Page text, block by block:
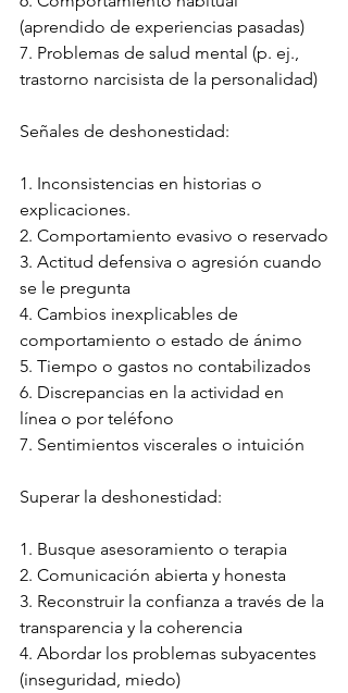
(aprendido de experiencias pasadas)
7. Problemas de salud mental (p. ej.,
trastorno narcisista de la personalidad)
Señales de deshonestidad:
1. Inconsistencias en historias o
explicaciones.
2. Comportamiento evasivo o reservado
3. Actitud defensiva o agresión cuando
se le pregunta
4. Cambios inexplicables de
comportamiento o estado de ánimo
5. Tiempo o gastos no contabilizados
6. Discrepancias en la actividad en
línea o por teléfono
7. Sentimientos viscerales o intuición
Superar la deshonestidad:
1. Busque asesoramiento o terapia
2. Comunicación abierta y honesta
3. Reconstruir la confianza a través de la
transparencia y la coherencia
4. Abordar los problemas subyacentes
(inseguridad, miedo)